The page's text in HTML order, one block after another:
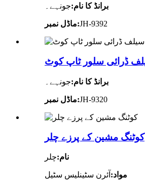
برانڈ کا نام:جونہے۔
ماڈل نمبر:JH-9392
برانڈ کا نام:جونہے۔
ماڈل نمبر:JH-9320
کوٹنگ مشین کے پرزے چلر
نام:چلر
مواد: آئرن سٹینلیس سٹیل